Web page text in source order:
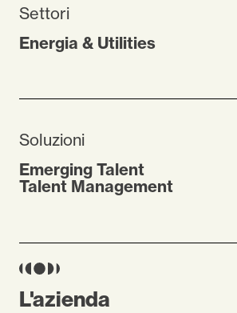
Settori
Energia & Utilities
Soluzioni
Emerging Talent
Talent Management
L'azienda